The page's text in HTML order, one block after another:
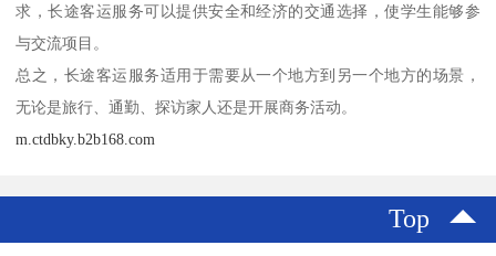
求，长途客运服务可以提供安全和经济的交通选择，使学生能够参
与交流项目。
总之，长途客运服务适用于需要从一个地方到另一个地方的场景，
无论是旅行、通勤、探访家人还是开展商务活动。
m.ctdbky.b2b168.com
Top